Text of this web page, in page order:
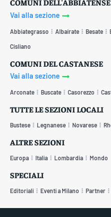
Vai alla sezione
Abbiategrasso Albairate Besate
Cisliano
COMUNI DEL CASTANESE
Vai alla sezione
Arconate Buscate Casorezzo
TUTTE LE SEZIONI LOCALI
Bustese Legnanese Novarese
ALTRE SEZIONI
Europa Italia Lombardia Mondo
SPECIALI
Editoriali Eventi a Milano Partner